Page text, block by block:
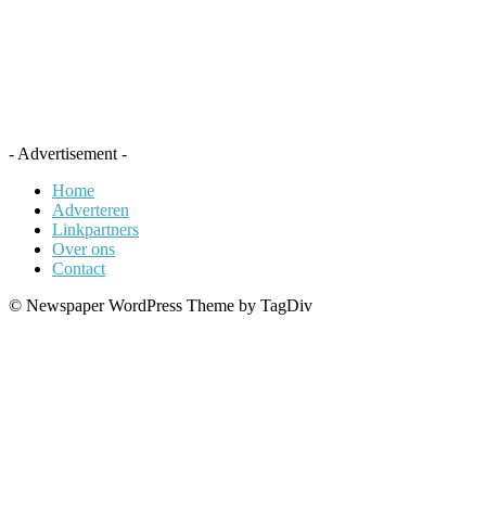
- Advertisement -
Home
Adverteren
Linkpartners
Over ons
Contact
© Newspaper WordPress Theme by TagDiv